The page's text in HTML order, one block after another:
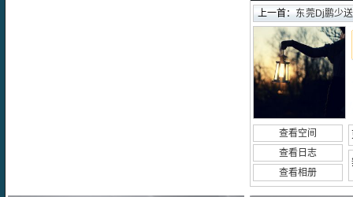
上一首：东莞Dj鹏少送花
查看空间
查看日志
查看相册